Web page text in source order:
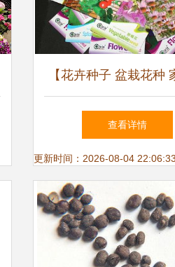
【花卉种子 盆栽花种
艺种子 微型盆栽种子
子批】价格_厂家_图
查看详情
更新时间：2026-08-04 22:06:33